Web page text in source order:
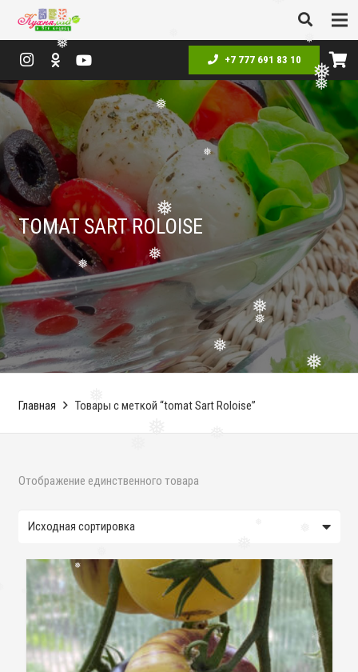
❅
❅
❅
❅
❅
❅
❅
❅
❅
❅
❅
❅
❅
❅
❅
❅
+7 777 691 83 10
TOMAT SART ROLOISE
Главная Товары с меткой “tomat Sart Roloise”
Отображение единственного товара